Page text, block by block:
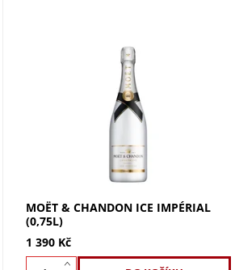
Moët & Chandon Ice Impérial (0,75l)
je první šampaňské k podávání s
ledem. Svůdné, svěží s nádechem
sladkosti a ovocným buketem. Ideální
MOËT & CHANDON ICE IMPÉRIAL
(0,75L)
1 390 Kč